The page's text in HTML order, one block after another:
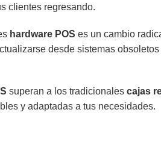
clientes regresando.
hardware POS es un cambio
desde sistemas obsoletos
superan a los tradicionales cajas
y adaptadas a tus necesidades.